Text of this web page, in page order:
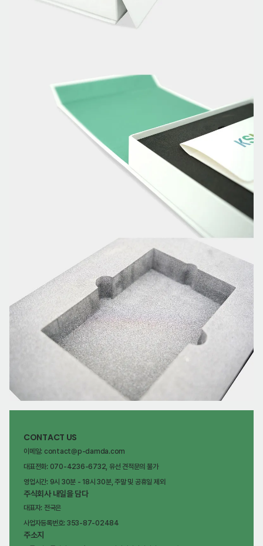
CONTACT US
이메일: contact@p-damda.com
대표전화: 070-4236-6732, 유선 견적문의 불가
영업시간: 9시 30분 - 18시 30분, 주말 및 공휴일 제외
주식회사 내일을 담다
대표자: 전국은
사업자등록번호: 353-87-02484
주소지